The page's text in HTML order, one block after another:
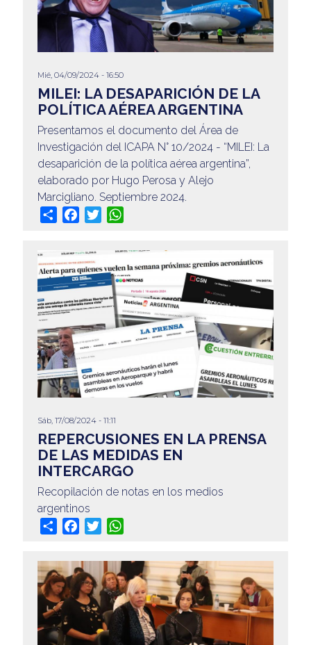
Mié, 04/09/2024 - 16:50
MILEI: LA DESAPARICIÓN DE LA
POLÍTICA AÉREA ARGENTINA
Presentamos el documento del Área de
Investigación del ICAPA N° 10/2024 - “MILEI: La
desaparición de la política aérea argentina”,
elaborado por Hugo Perosa y Alejo
Marcigliano. Septiembre 2024.
Share Facebook
Twitter
Sáb, 17/08/2024 - 11:11
REPERCUSIONES EN LA PRENSA
DE LAS MEDIDAS EN
INTERCARGO
Recopilación de notas en los medios
argentinos
Share Facebook
Twitter